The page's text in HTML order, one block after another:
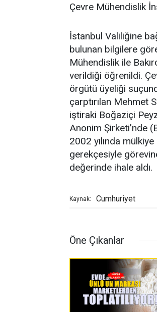
Çevre Mühendislik
İstanbul Valiliğine
bulunan bilgilere
Mühendislik ile
verildiği öğrenildi.
örgütü üyeliği
çarptırılan Mehmet
iştiraki Boğaziçi
Anonim Şirketi’nde
2002 yılında
gerekçesiyle
değerinde ihale aldı.
Kaynak: Cumhuriyet
Öne Çıkanlar